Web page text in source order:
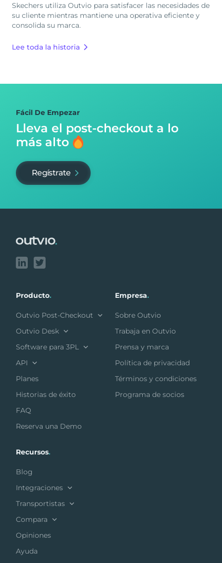
Skechers utiliza Outvio para satisfacer las necesidades de
su cliente mientras mantiene una operativa eficiente y
consolida su marca.
Lee toda la historia
Fácil De Empezar
Lleva el post-checkout a lo
más alto
Regístrate
Producto.
Outvio Post-Checkout
Outvio Desk
Software para 3PL
API
Planes
Historias de éxito
FAQ
Reserva una Demo
Empresa.
Sobre Outvio
Trabaja en Outvio
Prensa y marca
Política de privacidad
Términos y condiciones
Programa de socios
Recursos.
Blog
Integraciones
Transportistas
Compara
Opiniones
Ayuda